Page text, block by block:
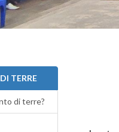
Creato
TERRE
di terre?